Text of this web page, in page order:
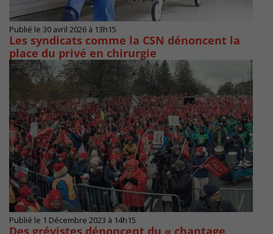
Publié le 30 avril 2026 à 13h15
Les syndicats comme la CSN dénoncent la
place du privé en chirurgie
Publié le 1 Décembre 2023 à 14h15
Des grévistes dénoncent du « chantage